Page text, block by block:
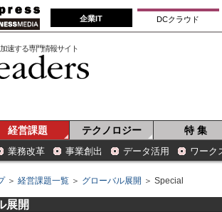
企業IT DCクラウド
速する専門情報サイト
経営課題 テクノロジー 特 集
業務改革 事業創出 データ活用 ワーク
＞ 経営課題一覧 ＞ グローバル展開 ＞ Special
展開